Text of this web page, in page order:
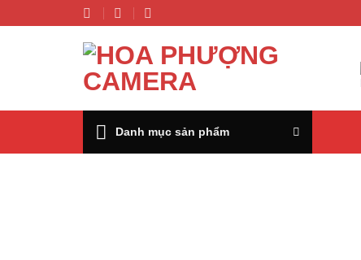
đến
Danh mục sản phẩm